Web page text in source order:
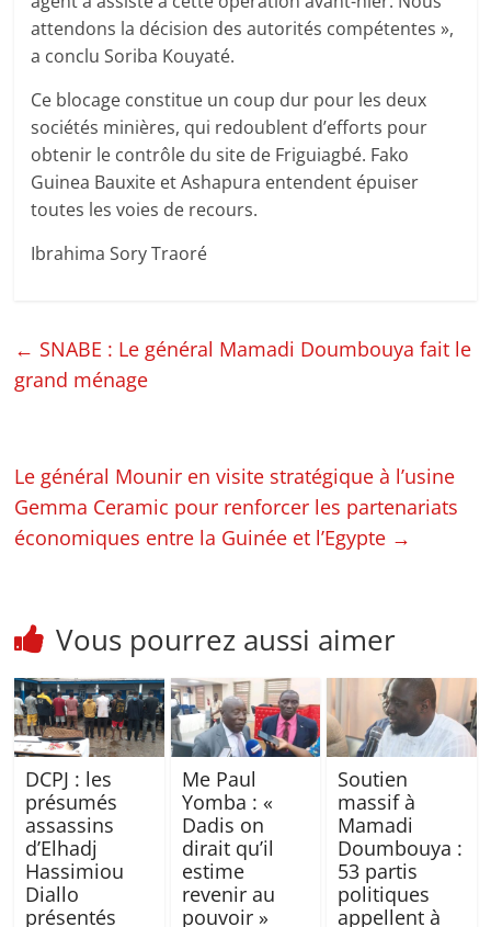
attendons la décision des autorités compétentes »,
a conclu Soriba Kouyaté.
Ce blocage constitue un coup dur pour les deux
sociétés minières, qui redoublent d’efforts pour
obtenir le contrôle du site de Friguiagbé. Fako
Guinea Bauxite et Ashapura entendent épuiser
toutes les voies de recours.
Ibrahima Sory Traoré
← SNABE : Le général Mamadi Doumbouya fait le
grand ménage
Le général Mounir en visite stratégique à l’usine
Gemma Ceramic pour renforcer les partenariats
économiques entre la Guinée et l’Egypte →
Vous pourrez aussi aimer
DCPJ : les
présumés
assassins
d’Elhadj
Hassimiou
Diallo
présentés
Me Paul
Yomba : «
Dadis on
dirait qu’il
estime
revenir au
pouvoir »
Soutien
massif à
Mamadi
Doumbouya :
53 partis
politiques
appellent à